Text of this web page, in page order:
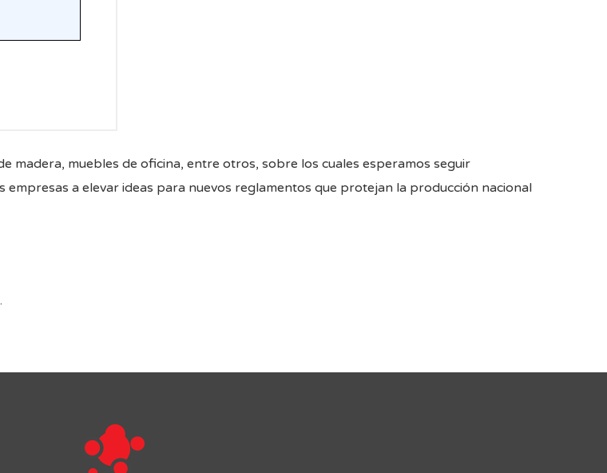
madera, muebles de oficina, entre otros, sobre los cuales esperamos seguir
empresas a elevar ideas para nuevos reglamentos que protejan la producción nacional